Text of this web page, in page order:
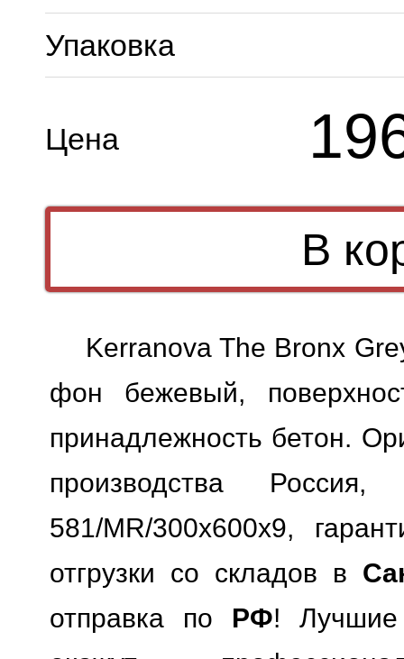
Упаковка
Цена
Kerranova The Bronx
фон бежевый,
принадлежность бетон.
производства
581/MR/300x600x9,
отгрузки со складов в
отправка по РФ! Лучшие